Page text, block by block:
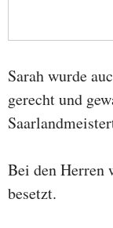
Sarah wurde
gerecht und
Bei den Herren
besetzt.